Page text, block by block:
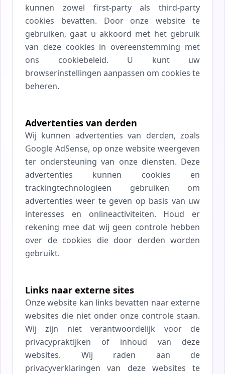
kunnen zowel first-party als third-party
cookies bevatten. Door onze website te
gebruiken, gaat u akkoord met het gebruik
van deze cookies in overeenstemming met
ons cookiebeleid. U kunt uw
browserinstellingen aanpassen om cookies te
beheren.
Advertenties van derden
Wij kunnen advertenties van derden, zoals
Google AdSense, op onze website weergeven
ter ondersteuning van onze diensten. Deze
advertenties kunnen cookies en
trackingtechnologieën gebruiken om
advertenties weer te geven op basis van uw
interesses en onlineactiviteiten. Houd er
rekening mee dat wij geen controle hebben
over de cookies die door derden worden
gebruikt.
Links naar externe sites
Onze website kan links bevatten naar externe
websites die niet onder onze controle staan.
Wij zijn niet verantwoordelijk voor de
privacypraktijken of inhoud van deze
websites. Wij raden aan de
privacyverklaringen van deze websites te